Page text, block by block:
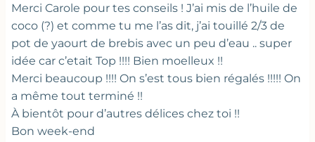
Merci Carole pour tes conseils ! J’ai mis de l’huile de
coco (?) et comme tu me l’as dit, j’ai touillé 2/3 de
pot de yaourt de brebis avec un peu d’eau .. super
idée car c’etait Top !!!! Bien moelleux !!
Merci beaucoup !!!! On s’est tous bien régalés !!!!! On
a même tout terminé !!
À bientôt pour d’autres délices chez toi !!
Bon week-end